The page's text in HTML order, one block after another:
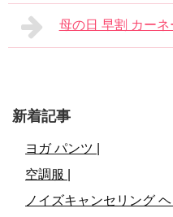
母の日 早割 カーネ
新着記事
ヨガ パンツ |
空調服 |
ノイズキャンセリング ヘ